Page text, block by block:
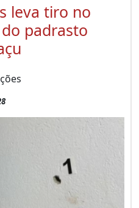
leva tiro no
padrasto